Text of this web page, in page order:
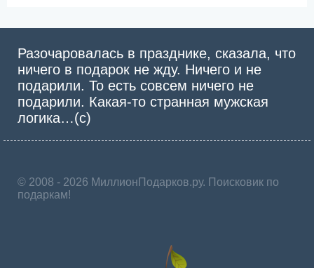
Разочаровалась в празднике, сказала, что
ничего в подарок не жду. Ничего и не
подарили. То есть совсем ничего не
подарили. Какая-то странная мужская
логика…(с)
© 2008 - 2026 МиллионПодарков.ру. Поисковик по
подаркам!